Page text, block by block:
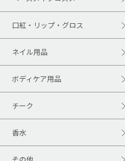
口紅・リップ・グロス
ネイル用品
ボディケア用品
チーク
香水
その他